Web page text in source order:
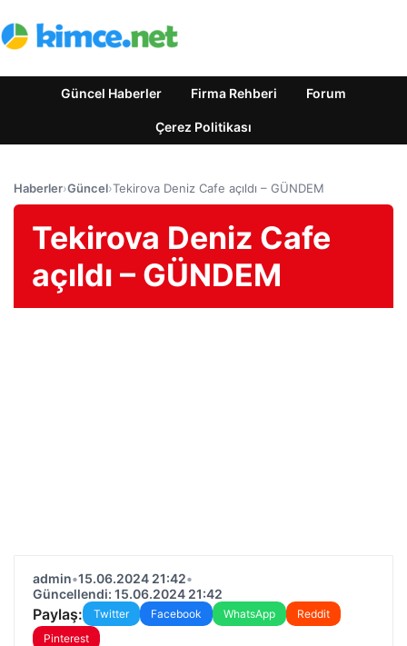
Güncel Haberler Firma Rehberi Forum
Çerez Politikası
Haberler›Güncel›Tekirova Deniz Cafe açıldı – GÜNDEM
Tekirova Deniz Cafe
açıldı – GÜNDEM
admin•15.06.2024 21:42•
Güncellendi: 15.06.2024 21:42
Paylaş: Twitter Facebook WhatsApp
Reddit
Pinterest